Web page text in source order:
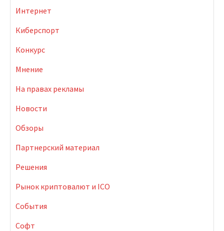
Интернет
Киберспорт
Конкурс
Мнение
На правах рекламы
Новости
Обзоры
Партнерский материал
Решения
Рынок криптовалют и ICO
События
Софт